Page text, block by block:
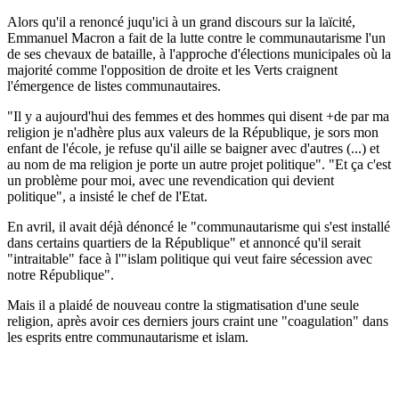
Alors qu'il a renoncé juqu'ici à un grand discours sur la laïcité,
Emmanuel Macron a fait de la lutte contre le communautarisme l'un
de ses chevaux de bataille, à l'approche d'élections municipales où la
majorité comme l'opposition de droite et les Verts craignent
l'émergence de listes communautaires.
"Il y a aujourd'hui des femmes et des hommes qui disent +de par ma
religion je n'adhère plus aux valeurs de la République, je sors mon
enfant de l'école, je refuse qu'il aille se baigner avec d'autres (...) et
au nom de ma religion je porte un autre projet politique". "Et ça c'est
un problème pour moi, avec une revendication qui devient
politique", a insisté le chef de l'Etat.
En avril, il avait déjà dénoncé le "communautarisme qui s'est installé
dans certains quartiers de la République" et annoncé qu'il serait
"intraitable" face à l'"islam politique qui veut faire sécession avec
notre République".
Mais il a plaidé de nouveau contre la stigmatisation d'une seule
religion, après avoir ces derniers jours craint une "coagulation" dans
les esprits entre communautarisme et islam.